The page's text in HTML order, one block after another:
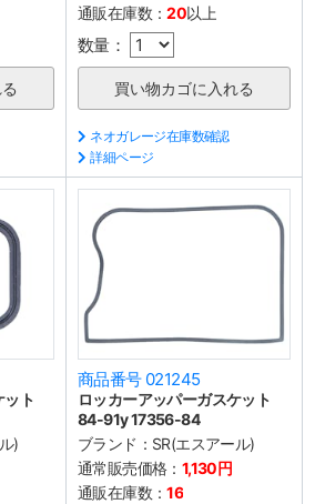
通販在庫数：20以上
数量：
ネオガレージ在庫数確認
詳細ページ
ット
)
商品番号 021245
ロッカーアッパーガスケット
84-91y 17356-84
ブランド： SR(エスアール)
通常販売価格： 1,130円
通販在庫数：16